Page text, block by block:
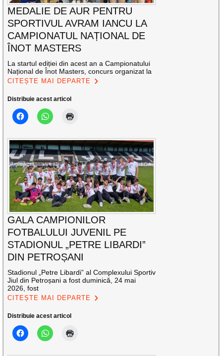
MEDALIE DE AUR PENTRU
SPORTIVUL AVRAM IANCU LA
CAMPIONATUL NAȚIONAL DE
ÎNOT MASTERS
La startul ediției din acest an a Campionatului
Național de Înot Masters, concurs organizat la
CITEȘTE MAI DEPARTE
Distribuie acest articol
GALA CAMPIONILOR
FOTBALULUI JUVENIL PE
STADIONUL „PETRE LIBARDI”
DIN PETROȘANI
Stadionul „Petre Libardi” al Complexului Sportiv
Jiul din Petroșani a fost duminică, 24 mai
2026, fost
CITEȘTE MAI DEPARTE
Distribuie acest articol